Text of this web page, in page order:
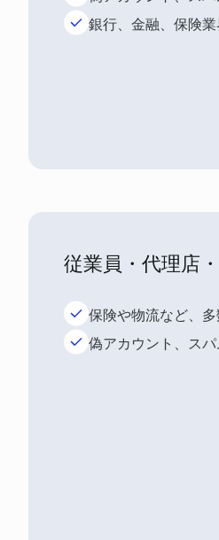
銀行、金融、保険
従業員・代理店
保険や物流など、
偽アカウント、ス